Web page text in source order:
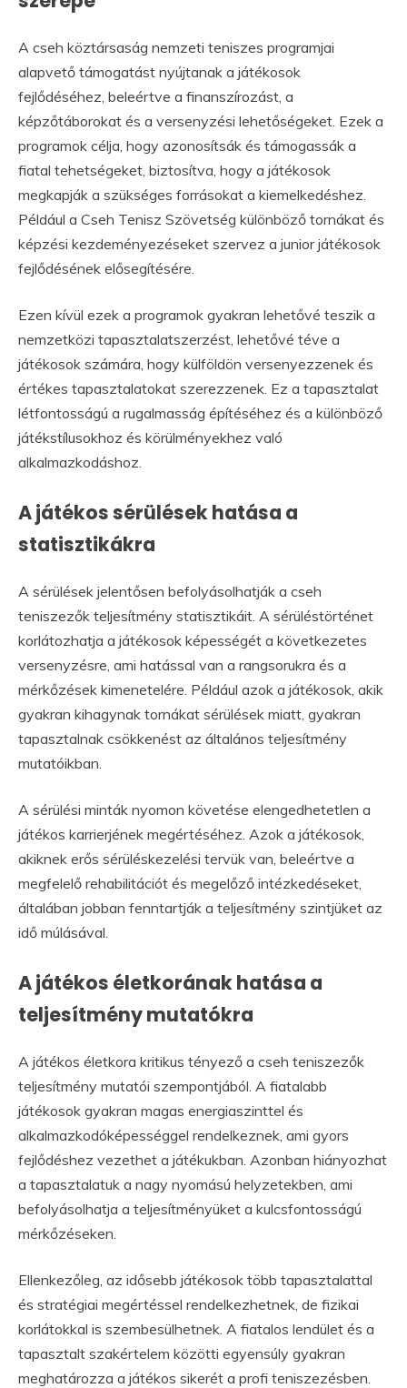
A cseh köztársaság nemzeti teniszes programjai
alapvető támogatást nyújtanak a játékosok
fejlődéséhez, beleértve a finanszírozást, a
képzőtáborokat és a versenyzési lehetőségeket. Ezek a
programok célja, hogy azonosítsák és támogassák a
fiatal tehetségeket, biztosítva, hogy a játékosok
megkapják a szükséges forrásokat a kiemelkedéshez.
Például a Cseh Tenisz Szövetség különböző tornákat és
képzési kezdeményezéseket szervez a junior játékosok
fejlődésének elősegítésére.
Ezen kívül ezek a programok gyakran lehetővé teszik a
nemzetközi tapasztalatszerzést, lehetővé téve a
játékosok számára, hogy külföldön versenyezzenek és
értékes tapasztalatokat szerezzenek. Ez a tapasztalat
létfontosságú a rugalmasság építéséhez és a különböző
játékstílusokhoz és körülményekhez való
alkalmazkodáshoz.
A játékos sérülések hatása a
statisztikákra
A sérülések jelentősen befolyásolhatják a cseh
teniszezők teljesítmény statisztikáit. A sérüléstörténet
korlátozhatja a játékosok képességét a következetes
versenyzésre, ami hatással van a rangsorukra és a
mérkőzések kimenetelére. Például azok a játékosok, akik
gyakran kihagynak tornákat sérülések miatt, gyakran
tapasztalnak csökkenést az általános teljesítmény
mutatóikban.
A sérülési minták nyomon követése elengedhetetlen a
játékos karrierjének megértéséhez. Azok a játékosok,
akiknek erős sérüléskezelési tervük van, beleértve a
megfelelő rehabilitációt és megelőző intézkedéseket,
általában jobban fenntartják a teljesítmény szintjüket az
idő múlásával.
A játékos életkorának hatása a
teljesítmény mutatókra
A játékos életkora kritikus tényező a cseh teniszezők
teljesítmény mutatói szempontjából. A fiatalabb
játékosok gyakran magas energiaszinttel és
alkalmazkodóképességgel rendelkeznek, ami gyors
fejlődéshez vezethet a játékukban. Azonban hiányozhat
a tapasztalatuk a nagy nyomású helyzetekben, ami
befolyásolhatja a teljesítményüket a kulcsfontosságú
mérkőzéseken.
Ellenkezőleg, az idősebb játékosok több tapasztalattal
és stratégiai megértéssel rendelkezhetnek, de fizikai
korlátokkal is szembesülhetnek. A fiatalos lendület és a
tapasztalt szakértelem közötti egyensúly gyakran
meghatározza a játékos sikerét a profi teniszezésben.